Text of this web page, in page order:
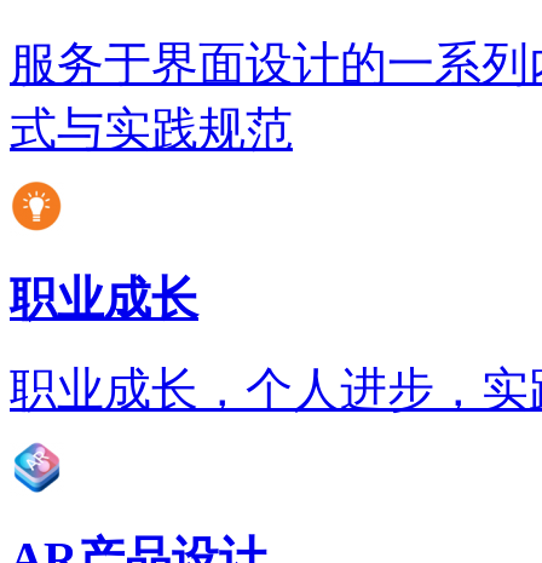
服务于界面设计的一系
式与实践规范
职业成长
职业成长，个人进步，